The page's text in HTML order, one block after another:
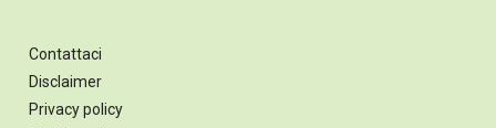
Contattaci
Disclaimer
Privacy policy